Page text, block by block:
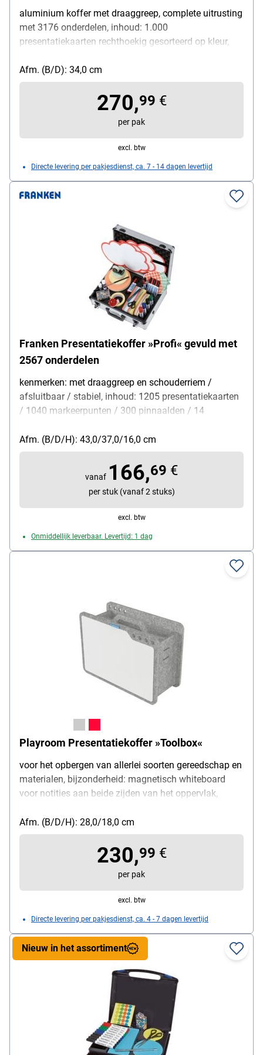
aluminium koffer met draaggreep, complete uitrusting
met 3176 onderdelen, inhoud: 1.000
presentatiekaarten rechthoekig gesorteerd op kleur,
seminarmarkers (12x elk zwart, rood, blauw, groen),
bord- en flipchartmarkers (6x elk groen en zwart), 400
st. prikbordspelden, 4x speldenkussen, telescopische
wijzer, 4 stuks. lijmsticks, 4x papierschaar, 4x cutter,
1.200 st. markeerpunten (300 elk in geel, blauw, groen
en rood), afmetingen (B/D/H): 47 / 34 / 16,5 cm
Afm. (B/D): 34,0 cm
270,99 €
per pak
excl. btw
Directe levering per pakjesdienst, ca. 7 - 14 dagen levertijd
Franken Presentatiekoffer »Profi« gevuld met
2567 onderdelen
kenmerken: met draaggreep en schouderriem /
afsluitbaar / stabiel, inhoud: 1205 presentatiekaarten
/ 1040 markeerpunten / 300 pinnaalden / 14
accessoires, afmetingen (B/D/H): 48 / 37 / 16 cm,
materiaal: aluminium, gewicht: 6 kg, kleur: zilver,
leveringsomvang: 1 presentatiekoffer gevuld met
2567 onderdelen
Afm. (B/D/H): 43,0/37,0/16,0 cm
vanaf 166,69 €
per stuk (vanaf 2 stuks)
excl. btw
Onmiddellijk leverbaar. Levertijd: 1 dag
Playroom Presentatiekoffer »Toolbox«
voor het opbergen van allerlei soorten gereedschap en
materialen, bijzonderheid: magnetisch whiteboard
voor notities aan beide zijden van het oppervlak,
afmetingen (B/D/H): 42 / 28 / 18 cm, inhoud per pak:
1 presentatiekoffer
Afm. (B/D/H): 28,0/18,0 cm
230,99 €
per pak
excl. btw
Directe levering per pakjesdienst, ca. 4 - 7 dagen levertijd
Nieuw in het assortiment